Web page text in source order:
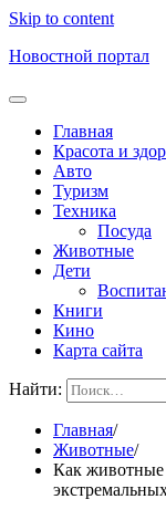
Skip to content
Новостной портал
Главная
Красота и
Авто
Туризм
Техника
Посуда
Животные
Дети
Книги
Кино
Карта сайта
Найти:
Главная
Животные
Как животные